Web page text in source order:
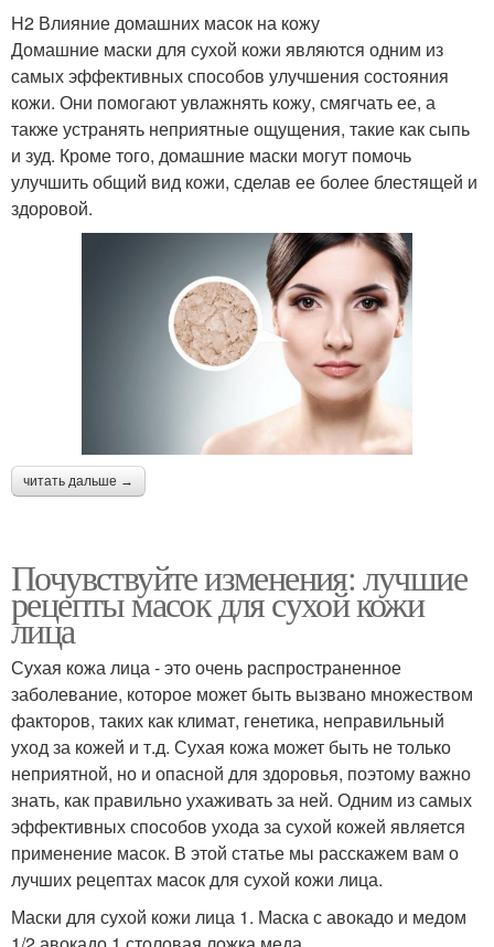
H2 Влияние домашних масок на кожу
Домашние маски для сухой кожи являются одним из
самых эффективных способов улучшения состояния
кожи. Они помогают увлажнять кожу, смягчать ее, а
также устранять неприятные ощущения, такие как сыпь
и зуд. Кроме того, домашние маски могут помочь
улучшить общий вид кожи, сделав ее более блестящей и
здоровой.
читать дальше →
Почувствуйте изменения: лучшие
рецепты масок для сухой кожи
лица
Сухая кожа лица - это очень распространенное
заболевание, которое может быть вызвано множеством
факторов, таких как климат, генетика, неправильный
уход за кожей и т.д. Сухая кожа может быть не только
неприятной, но и опасной для здоровья, поэтому важно
знать, как правильно ухаживать за ней. Одним из самых
эффективных способов ухода за сухой кожей является
применение масок. В этой статье мы расскажем вам о
лучших рецептах масок для сухой кожи лица.
Маски для сухой кожи лица 1. Маска с авокадо и медом